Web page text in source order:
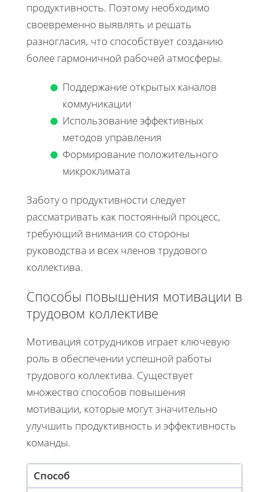
продуктивность. Поэтому необходимо
своевременно выявлять и решать
разногласия, что способствует созданию
более гармоничной рабочей атмосферы.
Поддержание открытых каналов
коммуникации
Использование эффективных
методов управления
Формирование положительного
микроклимата
Заботу о продуктивности следует
рассматривать как постоянный процесс,
требующий внимания со стороны
руководства и всех членов трудового
коллектива.
Способы повышения мотивации в
трудовом коллективе
Мотивация сотрудников играет ключевую
роль в обеспечении успешной работы
трудового коллектива. Существует
множество способов повышения
мотивации, которые могут значительно
улучшить продуктивность и эффективность
команды.
Способ